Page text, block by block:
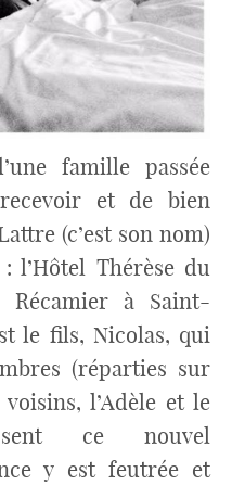
famille passée
et de bien
(c’est son nom)
l’Hôtel Thérèse du
à Saint-
le fils, Nicolas, qui
(réparties sur
l’Adèle et le
ce nouvel
y est feutrée et